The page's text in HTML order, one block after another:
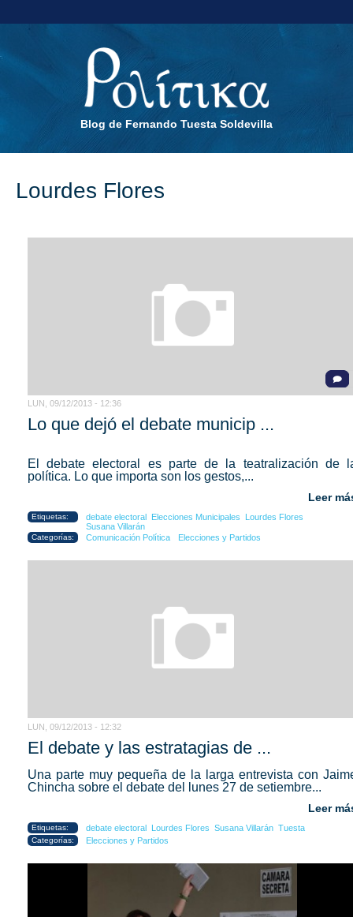
Blog de Fernando Tuesta Soldevilla
Lourdes Flores
LUN, 09/12/2013 - 12:36
Lo que dejó el debate municip ...
El debate electoral es parte de la teatralización de
política. Lo que importa son los gestos,...
Leer
Etiquetas: debate electoral Elecciones Municipales
Lourdes Flores
Susana Villarán
Categorías: Comunicación Política Elecciones y Partidos
LUN, 09/12/2013 - 12:32
El debate y las estratagias de ...
Una parte muy pequeña de la larga entrevista con
Chincha sobre el debate del lunes 27 de setiembre...
Leer
Etiquetas: debate electoral Lourdes Flores Susana Villarán Tuesta
Categorías: Elecciones y Partidos